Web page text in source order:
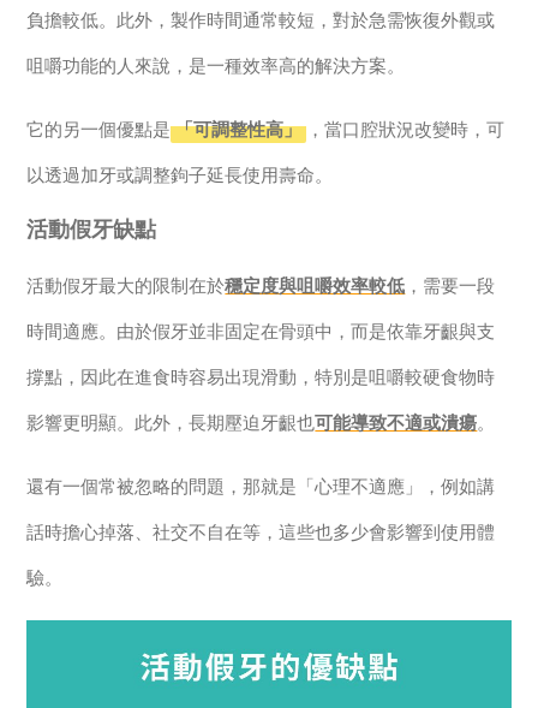
負擔較低。此外，製作時間通常較短，對於急需恢復外觀或
咀嚼功能的人來說，是一種效率高的解決方案。
它的另一個優點是 「可調整性高」 ，當口腔狀況改變時，可
以透過加牙或調整鉤子延長使用壽命。
活動假牙缺點
活動假牙最大的限制在於穩定度與咀嚼效率較低 ，需要一段
時間適應。由於假牙並非固定在骨頭中，而是依靠牙齦與支
撐點，因此在進食時容易出現滑動，特別是咀嚼較硬食物時
影響更明顯。此外，長期壓迫牙齦也可能導致不適或潰瘍。
還有一個常被忽略的問題，那就是「心理不適應」，例如講
話時擔心掉落、社交不自在等，這些也多少會影響到使用體
驗。